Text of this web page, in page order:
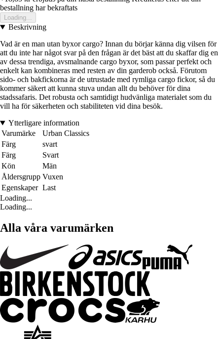
bestallning har bekraftats
Loading...
Beskrivning
Vad är en man utan byxor cargo? Innan du börjar känna dig vilsen för
att du inte har något svar på den frågan är det bäst att du skaffar dig en
av dessa trendiga, avsmalnande cargo byxor, som passar perfekt och
enkelt kan kombineras med resten av din garderob också. Förutom
sido- och bakfickorna är de utrustade med rymliga cargo fickor, så du
kommer säkert att kunna stuva undan allt du behöver för dina
stadssafaris. Det robusta och samtidigt hudvänliga materialet som du
vill ha för säkerheten och stabiliteten vid dina besök.
Ytterligare information
Varumärke
Urban Classics
Färg
svart
Färg
Svart
Kön
Män
Åldersgrupp Vuxen
Egenskaper Last
Loading...
Loading...
Alla våra varumärken